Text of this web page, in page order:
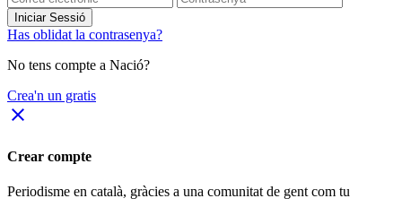
Iniciar Sessió
Has oblidat la contrasenya?
No tens compte a Nació?
Crea'n un gratis
close
Crear compte
Periodisme en català, gràcies a una comunitat de gent com tu